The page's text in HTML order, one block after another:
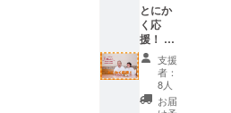
とにか
く応
援！ ◎
御礼
メッ
セージ
を送ら
支援
者：
8人
お届